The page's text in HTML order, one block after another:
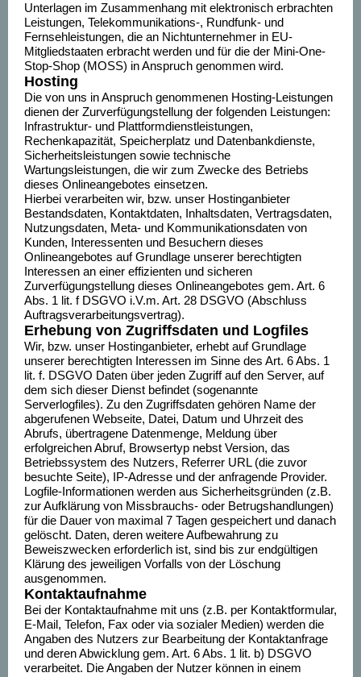
Unterlagen im Zusammenhang mit elektronisch erbrachten
Leistungen, Telekommunikations-, Rundfunk- und
Fernsehleistungen, die an Nichtunternehmer in EU-
Mitgliedstaaten erbracht werden und für die der Mini-One-
Stop-Shop (MOSS) in Anspruch genommen wird.
Hosting
Die von uns in Anspruch genommenen Hosting-Leistungen
dienen der Zurverfügungstellung der folgenden Leistungen:
Infrastruktur- und Plattformdienstleistungen,
Rechenkapazität, Speicherplatz und Datenbankdienste,
Sicherheitsleistungen sowie technische
Wartungsleistungen, die wir zum Zwecke des Betriebs
dieses Onlineangebotes einsetzen.
Hierbei verarbeiten wir, bzw. unser Hostinganbieter
Bestandsdaten, Kontaktdaten, Inhaltsdaten, Vertragsdaten,
Nutzungsdaten, Meta- und Kommunikationsdaten von
Kunden, Interessenten und Besuchern dieses
Onlineangebotes auf Grundlage unserer berechtigten
Interessen an einer effizienten und sicheren
Zurverfügungstellung dieses Onlineangebotes gem. Art. 6
Abs. 1 lit. f DSGVO i.V.m. Art. 28 DSGVO (Abschluss
Auftragsverarbeitungsvertrag).
Erhebung von Zugriffsdaten und Logfiles
Wir, bzw. unser Hostinganbieter, erhebt auf Grundlage
unserer berechtigten Interessen im Sinne des Art. 6 Abs. 1
lit. f. DSGVO Daten über jeden Zugriff auf den Server, auf
dem sich dieser Dienst befindet (sogenannte
Serverlogfiles). Zu den Zugriffsdaten gehören Name der
abgerufenen Webseite, Datei, Datum und Uhrzeit des
Abrufs, übertragene Datenmenge, Meldung über
erfolgreichen Abruf, Browsertyp nebst Version, das
Betriebssystem des Nutzers, Referrer URL (die zuvor
besuchte Seite), IP-Adresse und der anfragende Provider.
Logfile-Informationen werden aus Sicherheitsgründen (z.B.
zur Aufklärung von Missbrauchs- oder Betrugshandlungen)
für die Dauer von maximal 7 Tagen gespeichert und danach
gelöscht. Daten, deren weitere Aufbewahrung zu
Beweiszwecken erforderlich ist, sind bis zur endgültigen
Klärung des jeweiligen Vorfalls von der Löschung
ausgenommen.
Kontaktaufnahme
Bei der Kontaktaufnahme mit uns (z.B. per Kontaktformular,
E-Mail, Telefon, Fax oder via sozialer Medien) werden die
Angaben des Nutzers zur Bearbeitung der Kontaktanfrage
und deren Abwicklung gem. Art. 6 Abs. 1 lit. b) DSGVO
verarbeitet. Die Angaben der Nutzer können in einem